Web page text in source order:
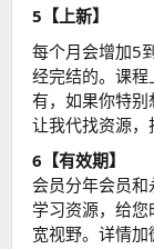
5【上新】
每个月会增加5
经完结的。课
有，如果你特
让我代找资源
6【有效期】
会员分年会员
学习资源，给
宽视野。详情加